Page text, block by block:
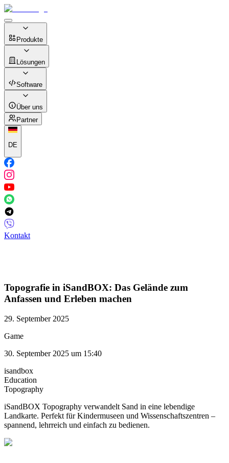
Produkte
Lösungen
Software
Über uns
Partner
DE
Kontakt
Topografie in iSandBOX: Das Gelände zum
Anfassen und Erleben machen
29. September 2025
Game
30. September 2025 um 15:40
isandbox
Education
Topography
iSandBOX Topography verwandelt Sand in eine lebendige
Landkarte. Perfekt für Kindermuseen und Wissenschaftszentren –
spannend, lehrreich und einfach zu bedienen.